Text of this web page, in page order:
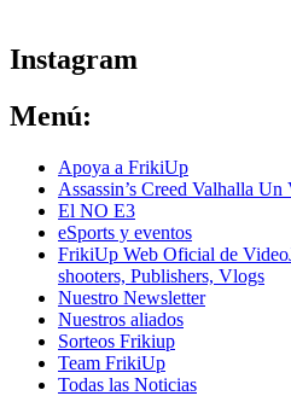
Instagram
Menú:
Apoya a FrikiUp
Assassin’s Creed Valhalla
El NO E3
eSports y eventos
FrikiUp Web Oficial de
shooters, Publishers, Vlogs
Nuestro Newsletter
Nuestros aliados
Sorteos Frikiup
Team FrikiUp
Todas las Noticias